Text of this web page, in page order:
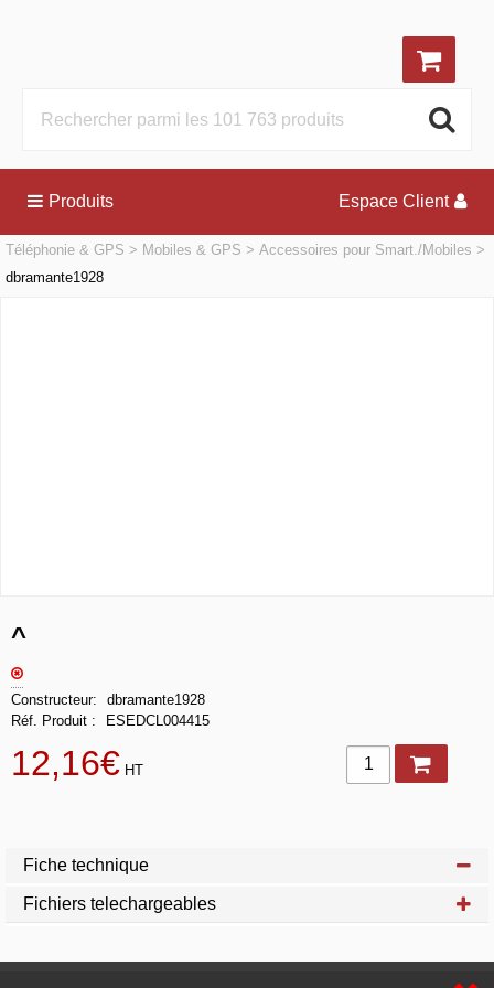
Produits Espace Client
Téléphonie & GPS Mobiles & GPS
Accessoires pour Smart./Mobiles
dbramante1928
^
Constructeur
dbramante1928
Réf. Produit
ESEDCL004415
12,16€ HT
Fiche technique
Fichiers telechargeables